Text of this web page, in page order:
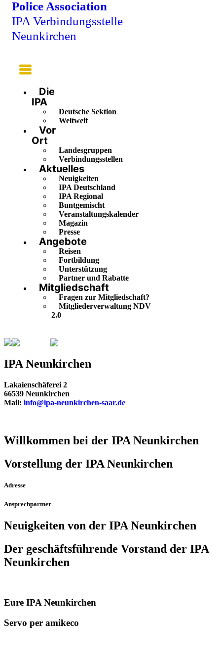
Police Association
IPA Verbindungsstelle
Neunkirchen
Main
Menu
Die
IPA
Deutsche Sektion
Weltweit
Vor
Ort
Landesgruppen
Verbindungsstellen
Aktuelles
Neuigkeiten
IPA Deutschland
IPA Regional
Buntgemischt
Veranstaltungskalender
Magazin
Presse
Angebote
Reisen
Fortbildung
Unterstützung
Partner und Rabatte
Mitgliedschaft
Fragen zur Mitgliedschaft?
Mitgliederverwaltung NDV
2.0
IPA Neunkirchen
Lakaienschäferei 2
66539 Neunkirchen
Mail: info@ipa-neunkirchen-saar.de
Willkommen bei der IPA Neunkirchen
Vorstellung der IPA Neunkirchen
Adresse
Ansprechpartner
Neuigkeiten von der IPA Neunkirchen
Der geschäfts­führende Vorstand der IPA
Neunkirchen
Eure IPA Neunkirchen
Servo per amikeco